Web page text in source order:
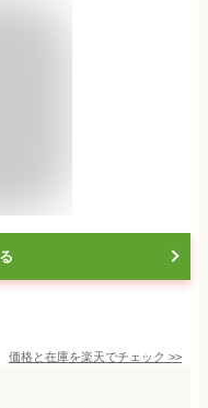
価格と在庫を楽天でチェック >>